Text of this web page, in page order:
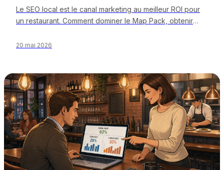
Le SEO local est le canal marketing au meilleur ROI pour
un restaurant. Comment dominer le Map Pack, obtenir
20 mai 2026